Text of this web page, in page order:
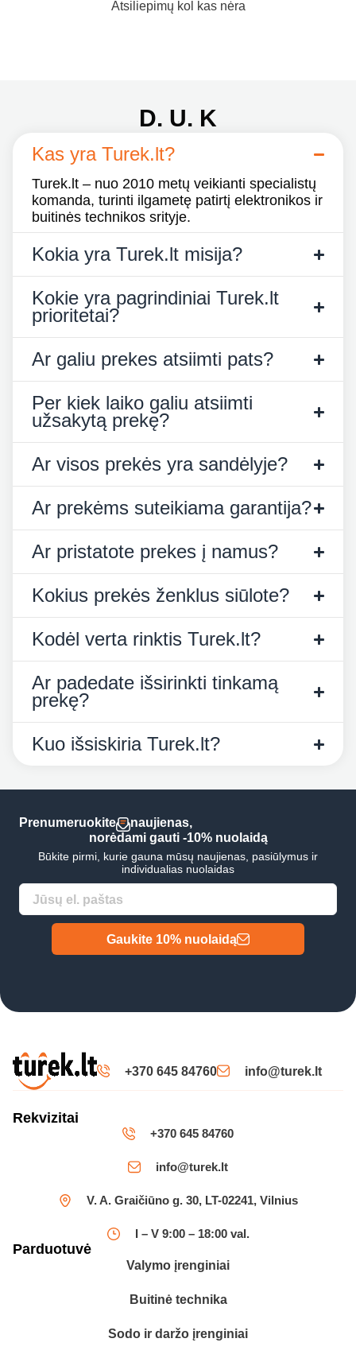
Atsiliepimų kol kas nėra
D. U. K
Kas yra Turek.lt?
Turek.lt – nuo 2010 metų veikianti specialistų
komanda, turinti ilgametę patirtį elektronikos ir
buitinės technikos srityje.
Kokia yra Turek.lt misija?
Kokie yra pagrindiniai Turek.lt
prioritetai?
Ar galiu prekes atsiimti pats?
Per kiek laiko galiu atsiimti
užsakytą prekę?
Ar visos prekės yra sandėlyje?
Ar prekėms suteikiama garantija?
Ar pristatote prekes į namus?
Kokius prekės ženklus siūlote?
Kodėl verta rinktis Turek.lt?
Ar padedate išsirinkti tinkamą
prekę?
Kuo išsiskiria Turek.lt?
Prenumeruokite
naujienas,
norėdami gauti -10% nuolaidą
Būkite pirmi, kurie gauna mūsų naujienas, pasiūlymus ir
individualias nuolaidas
Gaukite 10% nuolaidą
+370 645 84760 info@turek.lt
Rekvizitai
+370 645 84760
info@turek.lt
V. A. Graičiūno g. 30, LT-02241, Vilnius
I – V 9:00 – 18:00 val.
Parduotuvė
Valymo įrenginiai
Buitinė technika
Sodo ir daržo įrenginiai